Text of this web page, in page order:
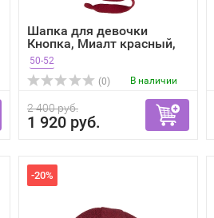
Шапка для девочки
Кнопка, Миалт красный,
зима
50-52
(0)
В наличии
2 400 руб.
1 920 руб.
-20%